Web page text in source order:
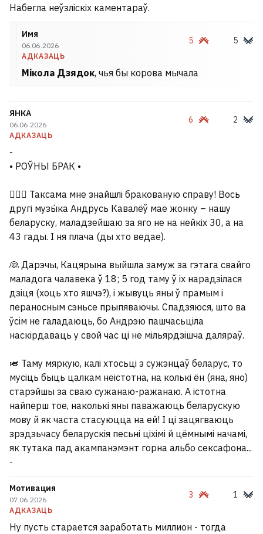
Набегла неўзліскіх каментараў.
Имя
06.06.2026
АДКАЗАЦЬ
5 5
Мікола Дзядок, чья бы корова мычала
ЯНКА
06.06.2026
АДКАЗАЦЬ
6 2
-
• РОЎНЫ БРАК •
👩‍❤️‍👨 Таксама мне знайшлі бракованую справу! Вось
другі музы́ка Андрусь Кавалёў мае жонку – нашу
беларуску, маладзейшаю за яго не на нейкіх 30, а на
43 гады. І ня плача (ды хто ведае).
👰 Дарэчы, Кацярына выйшла замуж за гэтага свайго
маладога чалавека ў 18; 5 год таму ў іх нарадзілася
дзіця (хоць хто яшчэ?), і жывуць яны ў прамым і
пераносным сэньсе прыпяваючы. Спадзяюся, што ва
ўсім не галадаюць, бо Андрэю пашчасьціла
наскірдаваць у свой час ці не мільярдзішча даляраў.
🎺 Таму мяркую, калі хтосьці з сужэнцаў беларус, то
мусіць быць цалкам неістотна, на колькі ён (яна, яно)
старэйшы за сваю сужанаю-ражанаю. А істотна
найперш тое, наколькі яны паважаюць беларускую
мову й як часта стасуюцца на ей! І ці зацягваюць
зрэдзьчасу беларускія песьні ціхімі й цёмнымі начамі,
як тутака пад акампанэмэнт горна альбо сексафона...
-
Мотивация
07.06.2026
АДКАЗАЦЬ
3 1
Ну пусть старается заработать миллион - тогда